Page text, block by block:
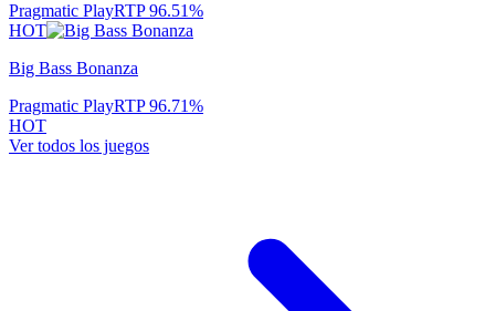
Pragmatic PlayRTP96.51%
HOT
Big Bass Bonanza
Pragmatic PlayRTP96.71%
HOT
Ver todos los juegos